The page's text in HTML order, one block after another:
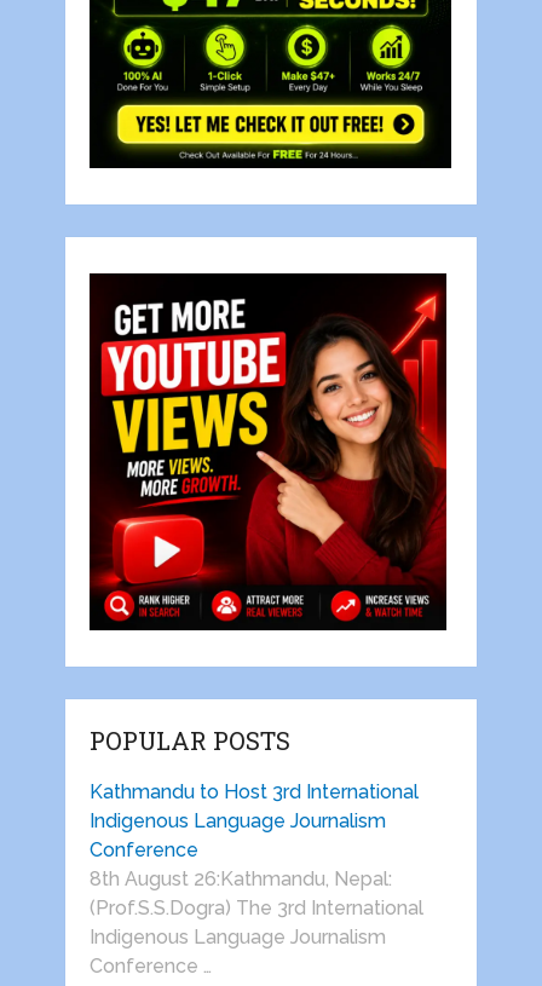
POPULAR POSTS
Kathmandu to Host 3rd International
Indigenous Language Journalism
Conference
8th August 26:Kathmandu, Nepal:
(Prof.S.S.Dogra) The 3rd International
Indigenous Language Journalism
Conference …